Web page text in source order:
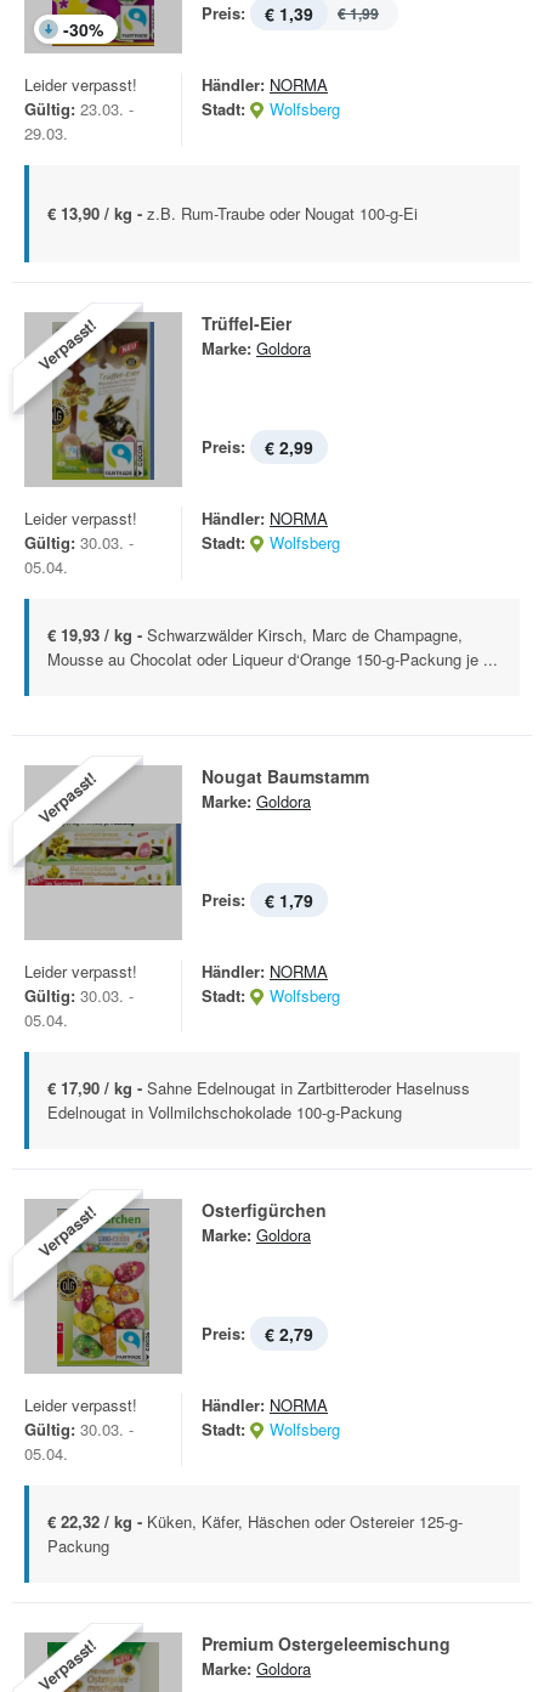
-30%
Preis: € 1,39 € 1,99
Leider verpasst!
Gültig: 23.03. -
29.03.
Händler: NORMA
Stadt:
Wolfsberg
€ 13,90 / kg - z.B. Rum-Traube oder Nougat 100-g-Ei
Verpasst! Trüffel-Eier
Marke: Goldora
Preis: € 2,99
Leider verpasst!
Gültig: 30.03. -
05.04.
Händler: NORMA
Stadt:
Wolfsberg
€ 19,93 / kg - Schwarzwälder Kirsch, Marc de Champagne,
Mousse au Chocolat oder Liqueur d‘Orange 150-g-Packung je ...
Verpasst! Nougat Baumstamm
Marke: Goldora
Preis: € 1,79
Leider verpasst!
Gültig: 30.03. -
05.04.
Händler: NORMA
Stadt:
Wolfsberg
€ 17,90 / kg - Sahne Edelnougat in Zartbitteroder Haselnuss
Edelnougat in Vollmilchschokolade 100-g-Packung
Verpasst! Osterfigürchen
Marke: Goldora
Preis: € 2,79
Leider verpasst!
Gültig: 30.03. -
05.04.
Händler: NORMA
Stadt:
Wolfsberg
€ 22,32 / kg - Küken, Käfer, Häschen oder Ostereier 125-g-
Packung
Verpasst! Premium Ostergeleemischung
Marke: Goldora